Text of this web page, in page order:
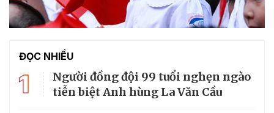
ĐỌC NHIỀU
1
Người đồng đội 99 tuổi nghẹn ngào
tiễn biệt Anh hùng La Văn Cầu